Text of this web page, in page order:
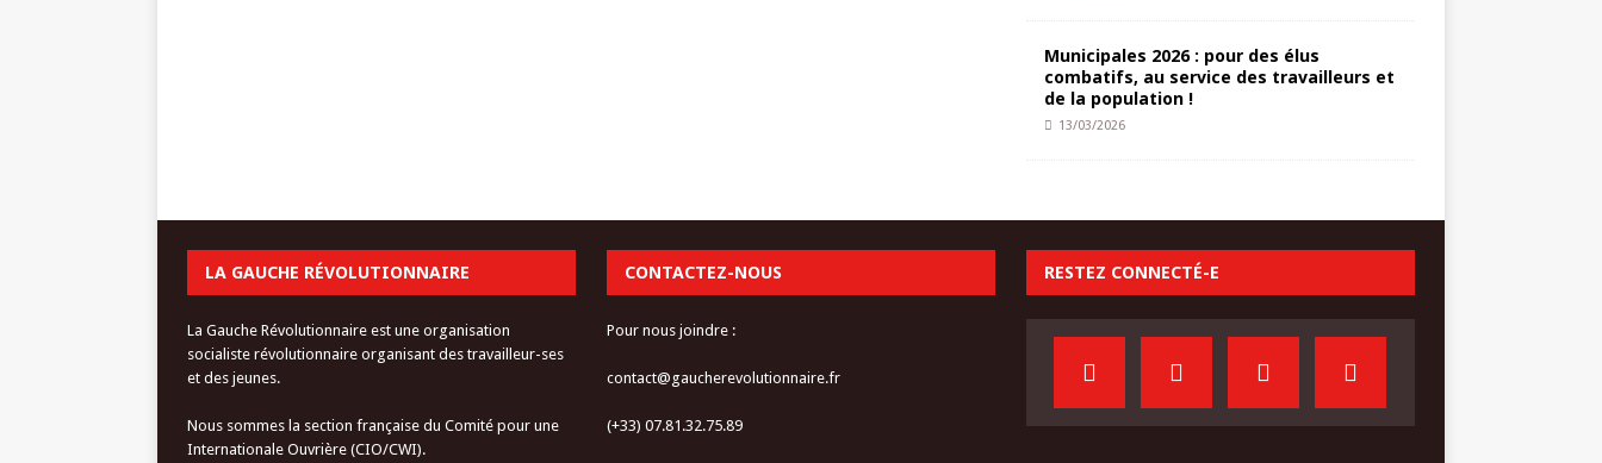
Municipales 2026 : pour des élus
combatifs, au service des travailleurs et
de la population !
13/03/2026
LA GAUCHE RÉVOLUTIONNAIRE
La Gauche Révolutionnaire est une organisation
socialiste révolutionnaire organisant des travailleur-ses
et des jeunes.
Nous sommes la section française du Comité pour une
Internationale Ouvrière (CIO/CWI).
CONTACTEZ-NOUS
Pour nous joindre :
contact@gaucherevolutionnaire.fr
(+33) 07.81.32.75.89
RESTEZ CONNECTÉ-E